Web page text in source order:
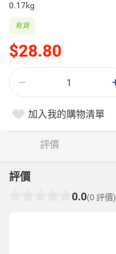
0.17kg
$28.80
有貨
加入我的購物清單
評價
評價
0.0(0 評價)